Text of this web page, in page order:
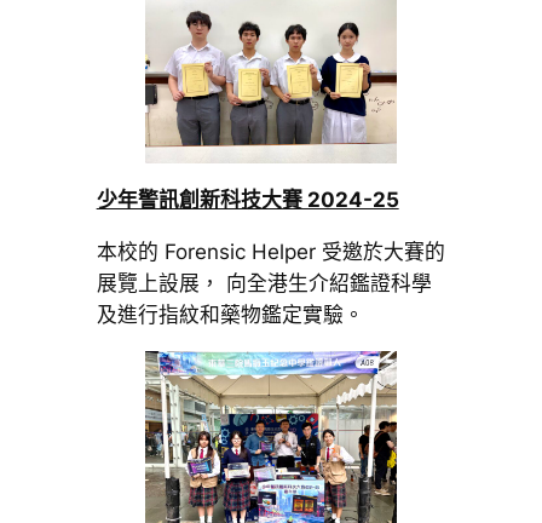
少年警訊創新科技大賽 2024-25
本校的 Forensic Helper 受邀於大賽的
展覽上設展， 向全港生介紹鑑證科學
及進行指紋和藥物鑑定實驗。